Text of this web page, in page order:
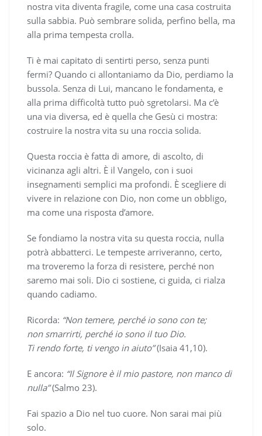
nostra vita diventa fragile, come una casa costruita
sulla sabbia. Può sembrare solida, perfino bella, ma
alla prima tempesta crolla.
Ti è mai capitato di sentirti perso, senza punti
fermi? Quando ci allontaniamo da Dio, perdiamo la
bussola. Senza di Lui, mancano le fondamenta, e
alla prima difficoltà tutto può sgretolarsi. Ma c’è
una via diversa, ed è quella che Gesù ci mostra:
costruire la nostra vita su una roccia solida.
Questa roccia è fatta di amore, di ascolto, di
vicinanza agli altri. È il Vangelo, con i suoi
insegnamenti semplici ma profondi. È scegliere di
vivere in relazione con Dio, non come un obbligo,
ma come una risposta d’amore.
Se fondiamo la nostra vita su questa roccia, nulla
potrà abbatterci. Le tempeste arriveranno, certo,
ma troveremo la forza di resistere, perché non
saremo mai soli. Dio ci sostiene, ci guida, ci rialza
quando cadiamo.
Ricorda: “Non temere, perché io sono con te;
non smarrirti, perché io sono il tuo Dio.
Ti rendo forte, ti vengo in aiuto”(Isaia 41,10).
E ancora: “Il Signore è il mio pastore, non manco di
nulla”(Salmo 23).
Fai spazio a Dio nel tuo cuore. Non sarai mai più
solo.